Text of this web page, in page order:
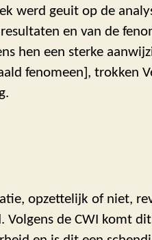
werd geuit op de
en van de
hen een sterke
fenomeen], trokken
opzettelijk of niet,
Volgens de CWI komt